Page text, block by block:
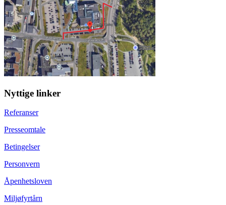
Nyttige linker
Referanser
Presseomtale
Betingelser
Personvern
Åpenhetsloven
Miljøfyrtårn